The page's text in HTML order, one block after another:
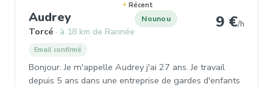
Récent
Audrey, Nounou à Torcé
Torcé à 18 km de Rannée
Nounou 9 €/h
Email confirmé
Bonjour. Je m'appelle Audrey j'ai 27 ans. Je travail
depuis 5 ans dans une entreprise de gardes d'enfants